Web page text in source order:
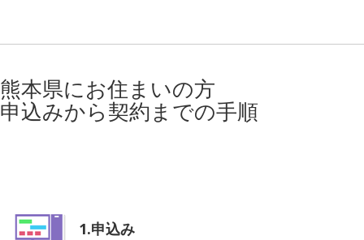
熊本県にお住まいの方
申込みから契約までの手順
1.申込み